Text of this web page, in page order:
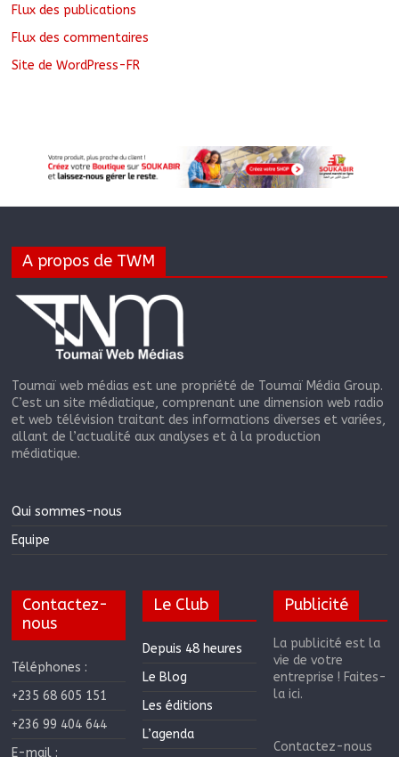
Flux des publications
Flux des commentaires
Site de WordPress-FR
A propos de TWM
Toumaï web médias est une propriété de Toumaï Média Group.
C’est un site médiatique, comprenant une dimension web radio
et web télévision traitant des informations diverses et variées,
allant de l’actualité aux analyses et à la production
médiatique.
Qui sommes-nous
Equipe
Contactez-
nous
Téléphones :
+235 68 605 151
+236 99 404 644
E-mail :
Le Club
Depuis 48 heures
Le Blog
Les éditions
L’agenda
Publicité
La publicité est la
vie de votre
entreprise ! Faites-
la ici.
Contactez-nous